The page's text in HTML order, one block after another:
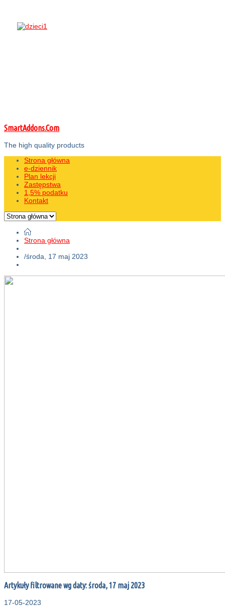
SmartAddons.Com
The high quality products
Strona główna
e-dziennik
Plan lekcji
Zastępstwa
1,5% podatku
Kontakt
Strona główna
/środa, 17 maj 2023
Artykuły filtrowane wg daty: środa, 17 maj 2023
17-05-2023